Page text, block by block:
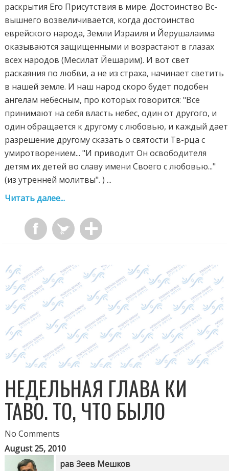
раскрытия Его Присутствия в мире. Достоинство Вс-
вышнего возвеличивается, когда достоинство
еврейского народа, Земли Израиля и Йерушалаима
оказываются защищенными и возрастают в глазах
всех народов (Месилат Йешарим). И вот свет
раскаяния по любви, а не из страха, начинает светить
в нашей земле. И наш народ скоро будет подобен
ангелам небесным, про которых говорится: "Все
принимают на себя власть небес, один от другого, и
один обращается к другому с любовью, и каждый дает
разрешение другому сказать о святости Тв-рца с
умиротворением... "И приводит Он освободителя
детям их детей во славу имени Своего с любовью..."
(из утренней молитвы". ) ...
Читать далее...
НЕДЕЛЬНАЯ ГЛАВА КИ
ТАВО. ТО, ЧТО БЫЛО
No Comments
August 25, 2010
рав Зеев Мешков